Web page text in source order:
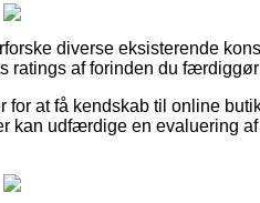
diverse eksisterende
ratings af forinden du
at få kendskab til online
kan udfærdige en evaluering